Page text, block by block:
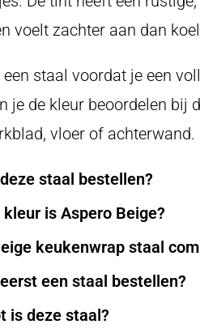
voelt zachter aan dan
een staal voordat je een
je de kleur beoordelen bij
vloer of achterwand.
staal bestellen?
is Aspero Beige?
keukenwrap staal
een staal bestellen?
is deze staal?